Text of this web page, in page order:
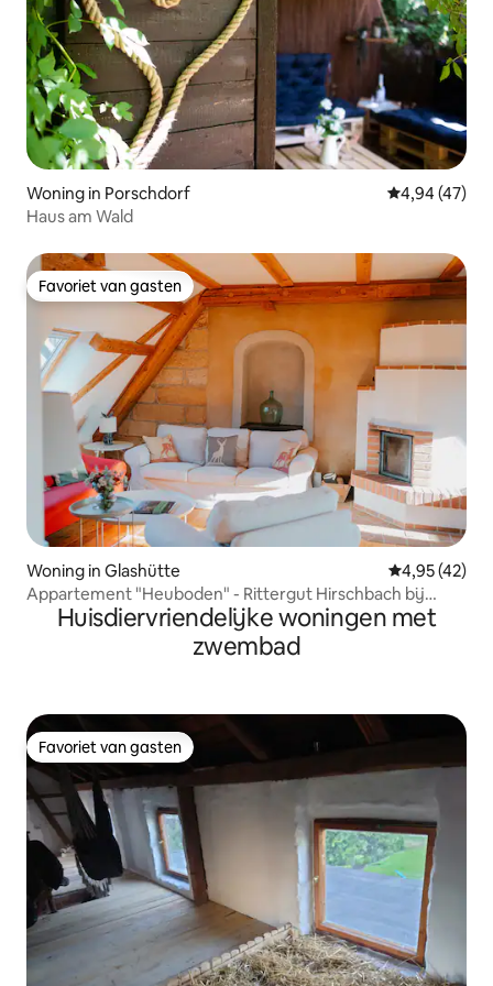
Woning in Porschdorf Gemiddelde
4,94 (47)
Haus am Wald
Favoriet van gasten
Favoriet van gasten
Woning in Glashütte Gemiddelde
4,95 (42)
Appartement "Heuboden" - Rittergut Hirschbach bij
Dresden
Huisdiervriendelijke woningen met
zwembad
Favoriet van gasten
Favoriet van gasten